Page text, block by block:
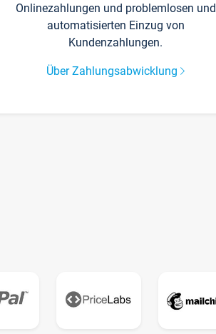
Onlinezahlungen und problemlosen und
automatisierten Einzug von
Kundenzahlungen.
Über Zahlungsabwicklung